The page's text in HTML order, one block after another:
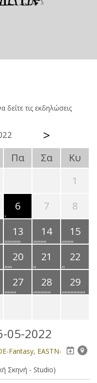
δείτε τις εκδηλώσεις
>
Πα Σα
Κυ
1
6 7
8
13 14
15
20 21
22
27 28
29
05-2022
Fantasy, EASTN-
Σκηνή - Studio)